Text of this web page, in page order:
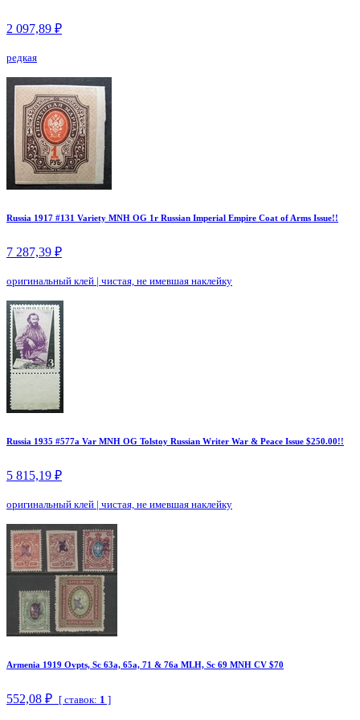
2 097,89 ₽
редкая
Russia 1917 #131 Variety MNH OG 1r Russian Imperial Empire Coat of Arms Issue!!
7 287,39 ₽
оригинальный клей | чистая, не имевшая наклейку
Russia 1935 #577a Var MNH OG Tolstoy Russian Writer War & Peace Issue $250.00!!
5 815,19 ₽
оригинальный клей | чистая, не имевшая наклейку
Armenia 1919 Ovpts, Sc 63a, 65a, 71 & 76a MLH, Sc 69 MNH CV $70
552,08 ₽ [ ставок: 1 ]